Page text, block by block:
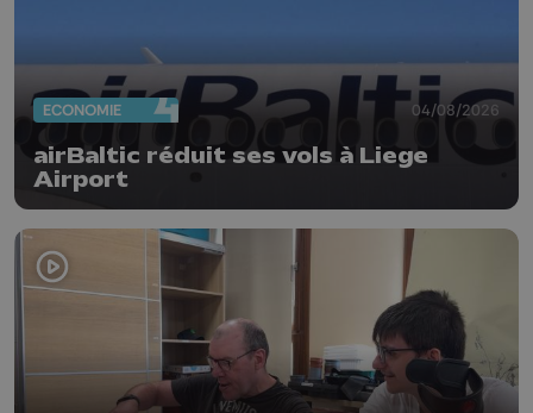
ECONOMIE 04/08/2026
airBaltic réduit ses vols à Liege
Airport